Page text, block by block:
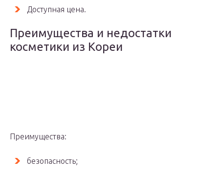
Доступная цена.
Преимущества и недостатки
косметики из Кореи
Преимущества:
безопасность;